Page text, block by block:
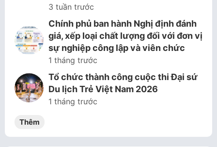
3 tuần trước
Chính phủ ban hành Nghị định đánh
giá, xếp loại chất lượng đối với đơn vị
sự nghiệp công lập và viên chức
1 tháng trước
Tổ chức thành công cuộc thi Đại sứ
Du lịch Trẻ Việt Nam 2026
1 tháng trước
Thêm